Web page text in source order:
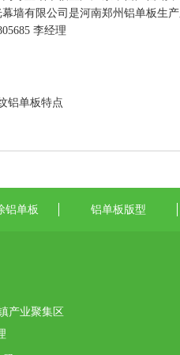
有限公司是河南郑州铝单板生产
李经理
铝单板特点
铝单板 铝单板版型
产业聚集区